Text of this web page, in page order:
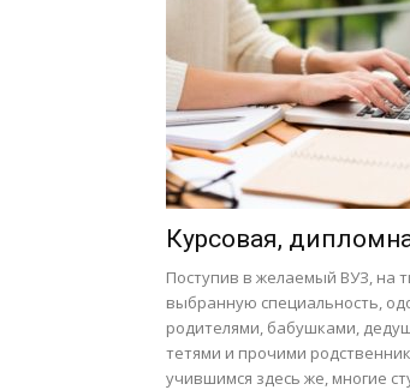
Курсовая,
Поступив в желаемый ВУЗ, на
выбранную специальность,
родителями, бабушками,
тетями и прочими
учившимся здесь же, многие